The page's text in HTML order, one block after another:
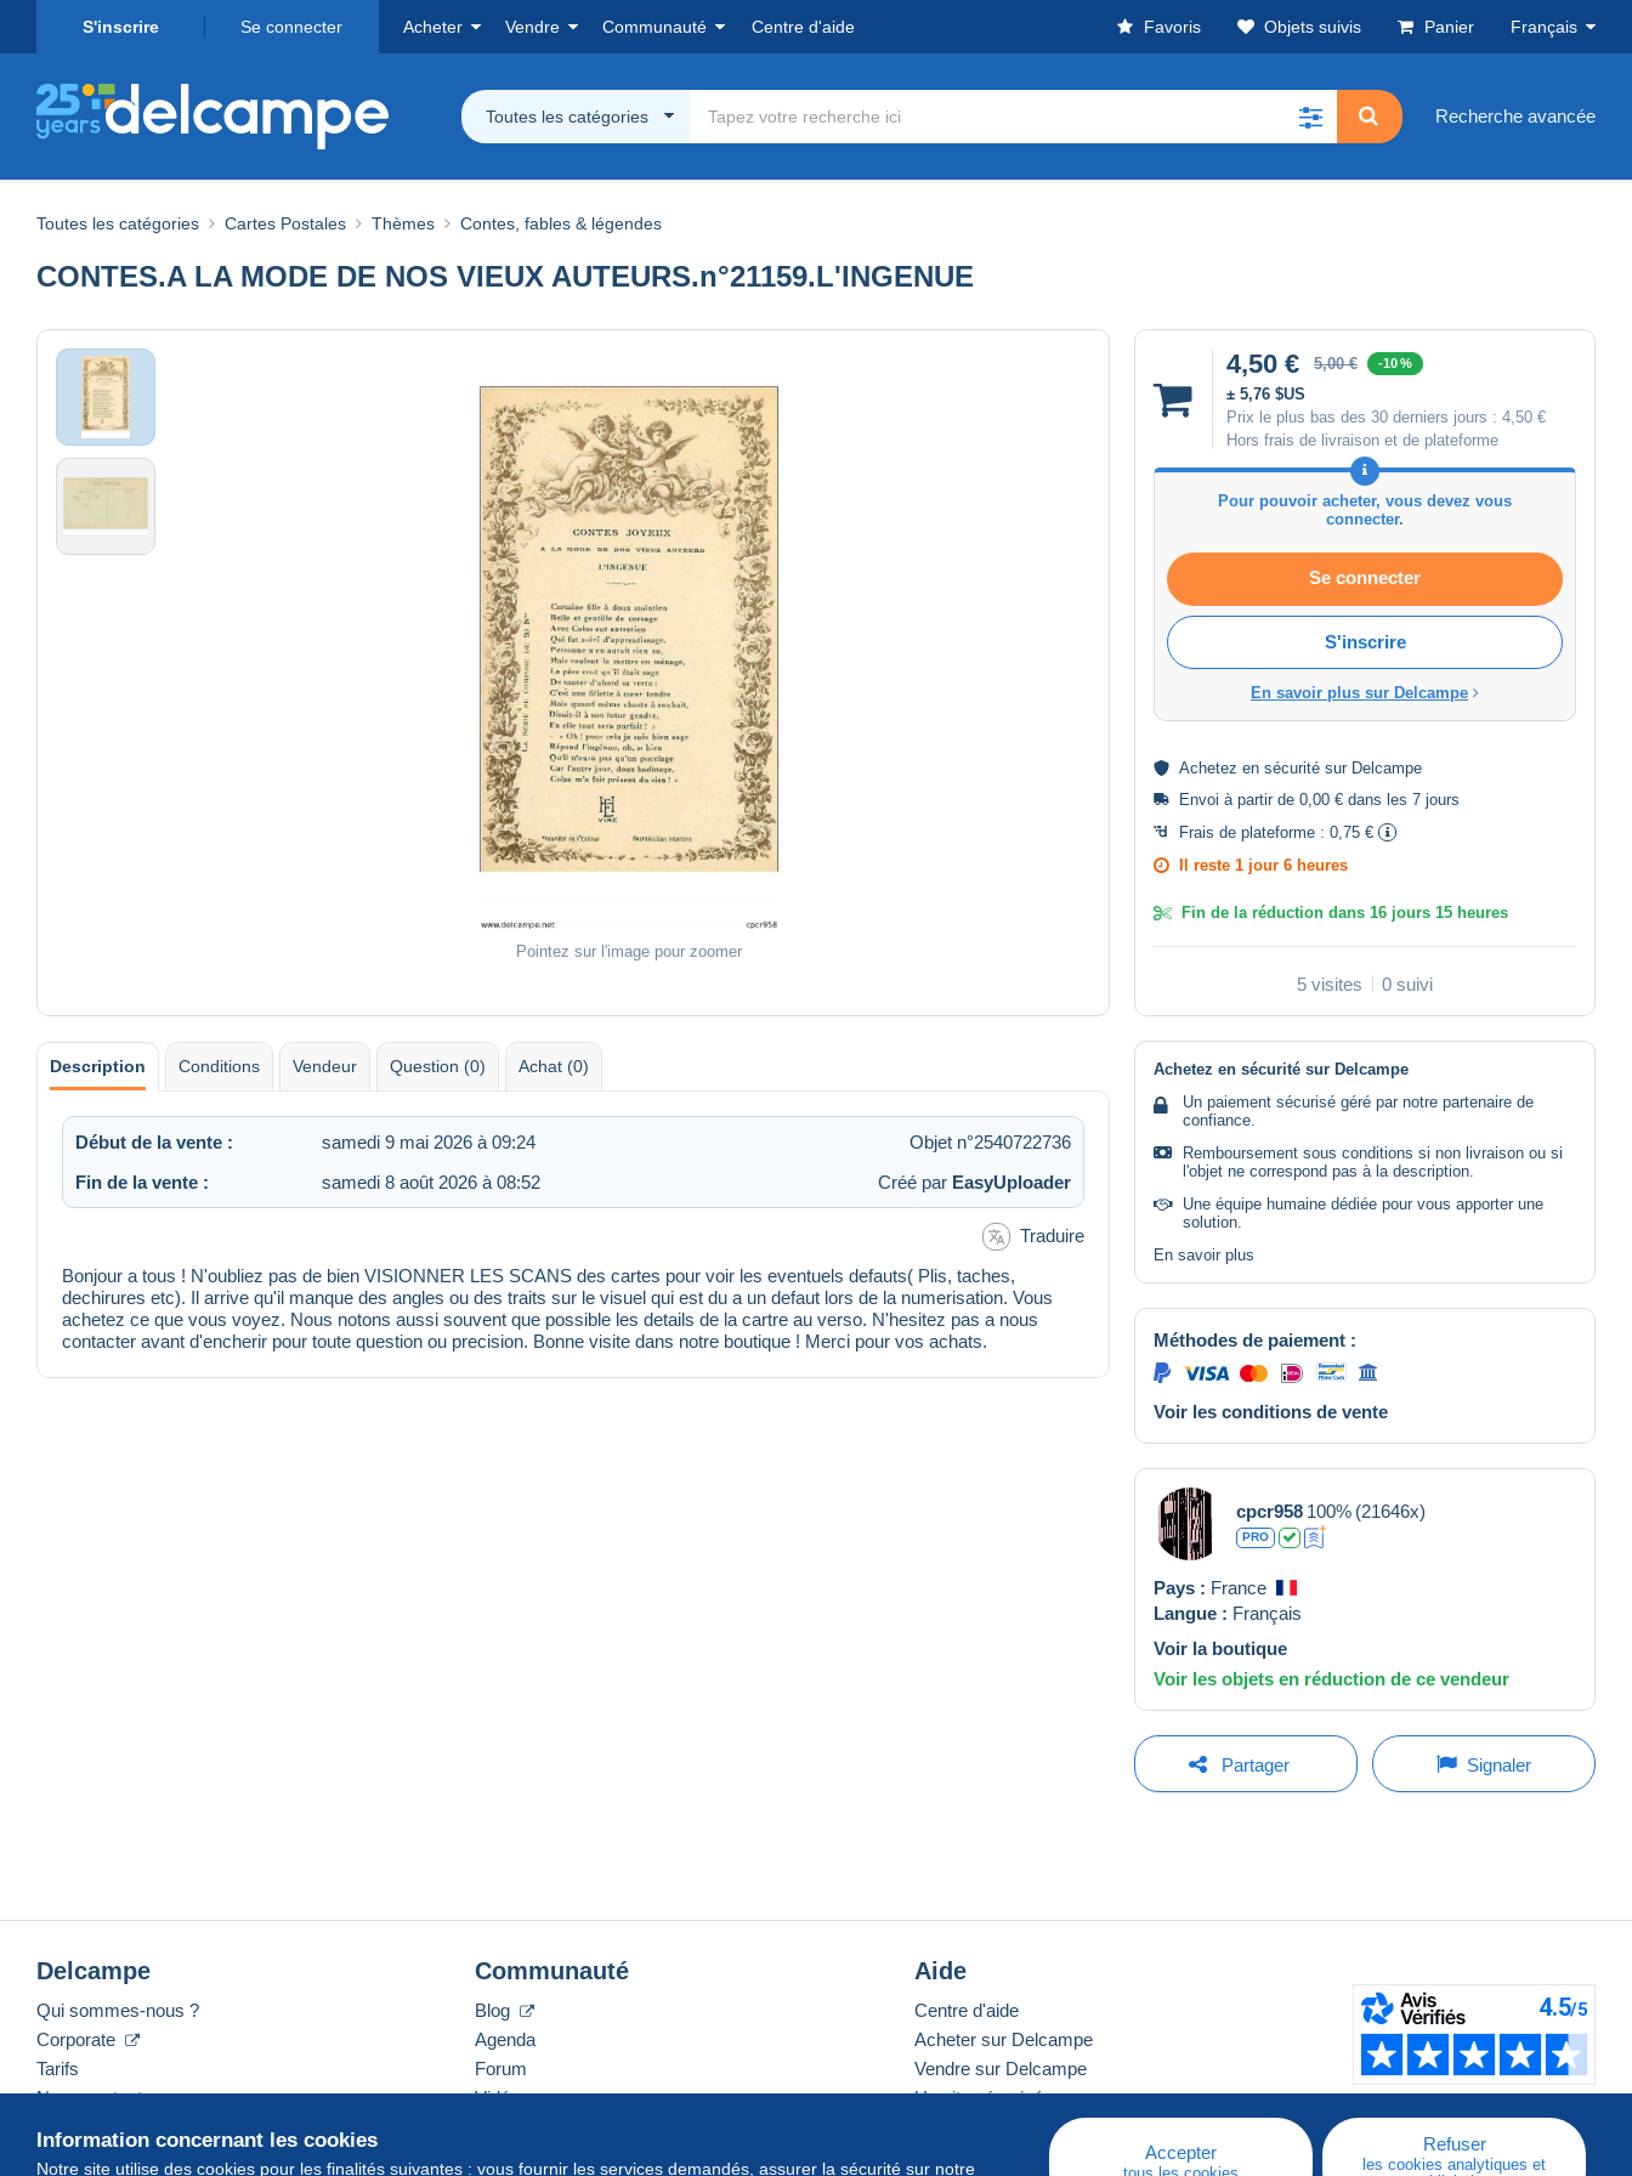
S'inscrire Se connecter Acheter Vendre Communauté Centre d'aide Favoris Objets suivis Panier Français
Toutes les catégories Recherche avancée
Toutes les catégories Cartes Postales Thèmes Contes, fables & légendes
CONTES.A LA MODE DE NOS VIEUX AUTEURS.n°21159.L'INGENUE
Pointez sur l'image pour zoomer
4,50 € 5,00 € -10 %
± 5,76 $US
Prix le plus bas des 30 derniers jours : 4,50 €
Hors frais de livraison et de plateforme
Pour pouvoir acheter, vous devez vous
connecter.
Se connecter
S'inscrire
En savoir plus sur Delcampe
Achetez en sécurité sur Delcampe
Envoi à partir de 0,00 € dans les 7 jours
Frais de plateforme : 0,75 €
Il reste 1 jour 6 heures
Fin de la réduction dans 16 jours 15 heures
5 visites 0 suivi
Description Conditions Vendeur Question (0) Achat (0)
Début de la vente : samedi 9 mai 2026 à 09:24
Objet n°2540722736
Fin de la vente :
samedi 8 août 2026 à 08:52 Créé par EasyUploader
Traduire
Bonjour a tous ! N'oubliez pas de bien VISIONNER LES SCANS des cartes pour voir les eventuels defauts( Plis, taches,
dechirures etc). Il arrive qu'il manque des angles ou des traits sur le visuel qui est du a un defaut lors de la numerisation. Vous
achetez ce que vous voyez. Nous notons aussi souvent que possible les details de la cartre au verso. N'hesitez pas a nous
contacter avant d'encherir pour toute question ou precision. Bonne visite dans notre boutique ! Merci pour vos achats.
Achetez en sécurité sur Delcampe
Un paiement sécurisé géré par notre partenaire de
confiance.
Remboursement sous conditions si non livraison ou si
l'objet ne correspond pas à la description.
Une équipe humaine dédiée pour vous apporter une
solution.
En savoir plus
Méthodes de paiement :
Voir les conditions de vente
cpcr958 100% (21646x)
PRO
Pays : France
Langue : Français
Voir la boutique
Voir les objets en réduction de ce vendeur
Partager Signaler
Information concernant les cookies
Notre site utilise des cookies pour les finalités suivantes : vous fournir les services demandés, assurer la sécurité sur notre
Accepter Refuser
les cookies analytiques et
Delcampe
Qui sommes-nous ?
Corporate
Tarifs
Nous contacter
Communauté
Blog
Agenda
Forum
Vidéos
Aide
Centre d'aide
Acheter sur Delcampe
Vendre sur Delcampe
Un site sécurisé